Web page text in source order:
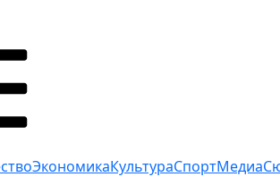
ЭкономикаКультураСпортМедиа